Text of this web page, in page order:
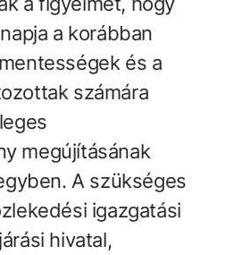
a korábban
és a
számára
megújításának
A szükséges
igazgatási
hivatal,